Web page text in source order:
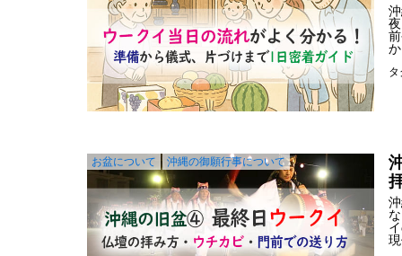
タ
お盆について 沖縄の御願行事について